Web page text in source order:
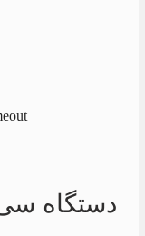
دستگاه